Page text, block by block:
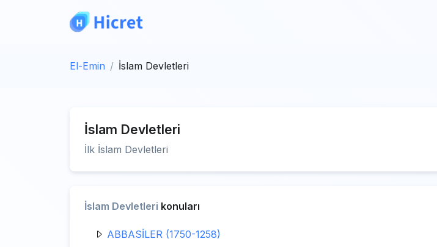
El-Emin İslam Devletleri
İslam Devletleri
İlk İslam Devletleri
İslam Devletleri konuları
ABBASİLER (1750-1258)